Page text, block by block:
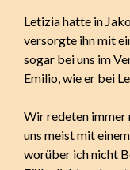
Letizia hatte in
versorgte ihn mit
sogar bei uns im
Emilio, wie er bei
Wir redeten immer
uns meist mit
worüber ich nicht